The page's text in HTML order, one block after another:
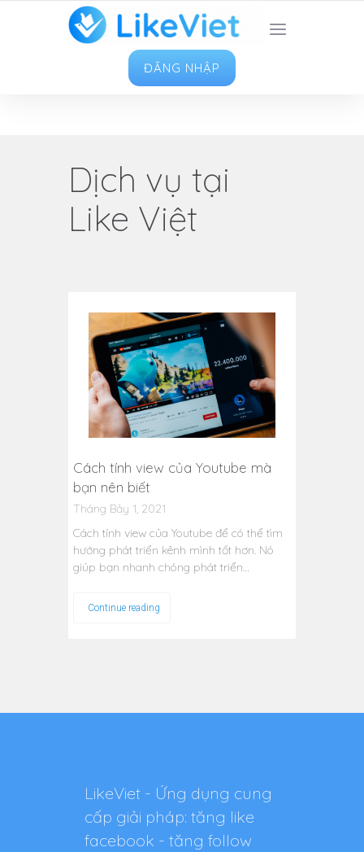
TOP 1 ỨNG DỤNG TĂNG LIKE HAY NHẤT VIỆT
NAM
ĐĂNG NHẬP
Dịch vụ tại
Like Việt
Cách tính view của Youtube mà
bạn nên biết
Tháng Bảy 1, 2021
Cách tính view của Youtube để có thể tìm
hướng phát triển kênh mình tốt hơn. Nó
giúp bạn nhanh chóng phát triển…
Continue reading
LikeViet - Ứng dụng cung
cấp giải pháp: tăng like
facebook - tăng follow